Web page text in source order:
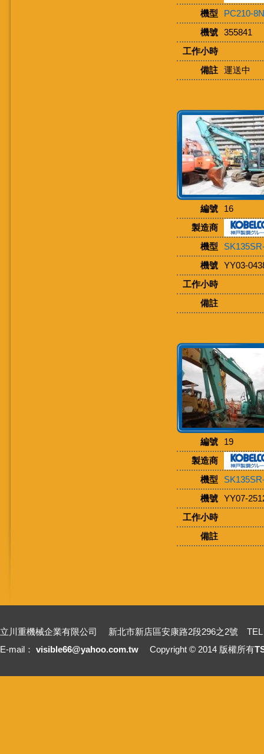
機型
PC210-
機號
355841
工作小時
備註
運送中
編號
16
製造商
機型
機號
YY03-
工作小時
備註
編號
19
製造商
機型
機號
YY07-
工作小時
備註
立川重機械企業有限公司 新北市新店區安康路2段296之2號 TEL
E-mail： visible66@yahoo.com.tw Copyright © 2014 版權所有